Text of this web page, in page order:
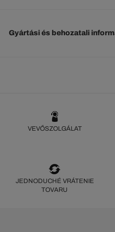
Gyártási és behozatali
VEVŐSZOLGÁLAT
JEDNODUCHÉ VRÁTENIE
TOVARU